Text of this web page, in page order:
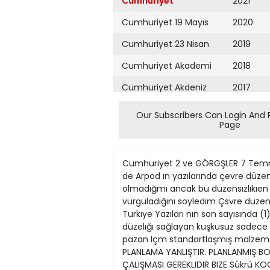
Cumhuriyet 19 Mayıs
Cumhuriyet 23 Nisan
Cumhuriyet Akademi
Cumhuriyet Akdeniz
Cumhuriyet Alışveriş
Cumhuriyet Ankara
Cumhuriyet Büyük
Taaruz
Cumhuriyet
Cumartesi
Cumhuriyet Çevre
2020
2019
2018
2017
2016
2015
2013
2012
2011
2010
2009
Our Subscribers Can Login And
Page
Cumhuriyet 2 ve GÖRGŞLER 7 Temmuz 1981 B 1 mımar arkadaşım gecenlerde Burhaı. R Arpad'a «fena bozulduğunu» soyledi. Gerekçesı de Arpod ın yazılarında çevre düzensızlığmden yalnızca mımarları sorumlu tuttuğa kanısıydı Ben bu yazıların sırt mımarlara yonelık olmadığmı ancak bu duzensızlıkıen mımarlann sorumluluk payına duşenlen dıle get rdıgını, sayın Arpad ın bu payın bu,uklüğünu vurguladığını soyledım Çsvre duzensızlığı ve tekduzelığı konusunda tek sorumlunun mımarlar olmadığmı belırtenlerden Hhan Tekelı de Turkıye Yazıları nın son sayısında (1) bu alanda mimar dışındaki »yardımcı sureçlerın» olumsuz etkılerını şoyle hatırlatmak Istıyor: c... tek düzelığı sağlayan kuşkusuz sadece külturel oğeler değil. Öbur yardımcı bırcok sürec var. Örneğin yapt malzemesi sanayıinm tum Olke pazan Içm standartlaşmış malzemeler üretmesi, yapı yasalannca getirilen normlar vb. sayılabılır» diyordu. Plansızlık Atı BUGÜNKU PLANLAMA YANLIŞTIR. PLANLANMIŞ BÖLGEDE KISMEN YADA PLANLANMAMŞ BOLGEDE BIRDEN BAŞLATILAN «PLANCININ YÖNLENDIRDİĞİ EYLEM» ÇALIŞMASI GEREKLIDIR BIZE Sükrü KOCAGÖZ Yüksek Mımar malara glrlllr. Ylne böyle blr seminer sonu tartışmalardan anımsadığım bır benzetmeyl buraya aktarmak Istıyorum. Ust düzeydekı bır devlet yetkılısının planların yaşama geçırılememesınden uzun yakınmaları uzerıne pratığın Içinde yoğrulmuş bır mımar arkadaş «Bunca yaşama gecırllememış planları uretenler bunun nedenlerınl hıc kendılerınde ve kullandıkları araclarda, yontenv lerde aramadılar mı?» sorusunu yoneltmişti. Buna karşılık yetkıll, sorunların çoğu kez planlama sorunlarının dışına taştığını, bır bolge planlanınca, hemen gelışmenın planın smırlannın bittiği yere kavdığını soyledi Bu durumun, düzensız kentsel gelışmenın koşan blr at glbı devamlı planlanmış bolgenın önünde koşmasına benzetılebıleceğıni söyledl. Planlama atı da yıllardır plansızlık atını yakolayamadan kovalıyordu. Bu acıklama karşısında yetkıllye altlarındokl planlama atını değıştirıp değıştırmemeyl hlç düşunüp düşünmedıkleri soruldu. Yetkılınln yanıtı her işın paraya bağlı olduğu, plansızlığı yakalayacak ata gereklı kaynak bulunursa atlarınin daha iyı besienıp daha lyl koşacağı ve plansızlığı gececeği doğrultusundaydı. Ama ortadaki gerçek bugünkü planlama atının clnsının köta olduğudur Çayırda koşmak lcln yetlştırllmiş bu at yurdumuzun çamurtu yollarına uyamamaktadır Bu at bizde yeml bol buldukca daha şışmanlayıp daha yavaş koşacaktır Ulkenın kaynaklarına ve sosyal yapısına uygun bır at cmsının secımi